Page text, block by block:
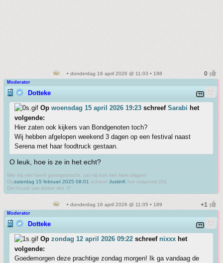
• donderdag 16 april 2026 @ 11:03 • 188
Moderator
Dotteke
Op woensdag 15 april 2026 19:23 schreef Sarabi het
volgende:
Hier zaten ook kijkers van Bondgenoten toch?
Wij hebben afgelopen weekend 3 dagen op een festival naast
Serena met haar foodtruck gestaan.
O leuk, hoe is ze in het echt?
Wie mij niet heeft grootgebracht, zal mij ook niet klein krijgen!
Opzaterdag 15 februari 2025 08:01 schreef JustinK het volgende:[/b]
Dot houdt van lekker vlot :P
• donderdag 16 april 2026 @ 11:05 • 189
Moderator
Dotteke
Op zondag 12 april 2026 09:22 schreef nixxx het
volgende:
Goedemorgen deze prachtige zondag morgen! Ik ga vandaag de